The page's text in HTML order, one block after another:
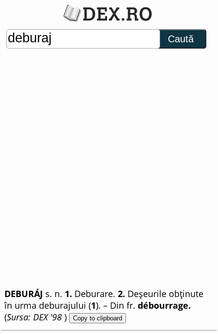
Caută
DEBURÁJ s. n. 1. Deburare.2. Deșeurile obținute
în urma deburajului (1). – Din fr.débourrage.
(Sursa: DEX '98 ) Copy to clipboard